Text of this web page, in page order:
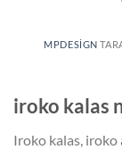
MPDESIGN
iroko kalas
Iroko kalas, iroko